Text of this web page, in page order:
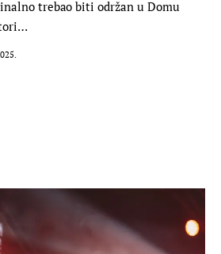
trebao biti održan u Domu